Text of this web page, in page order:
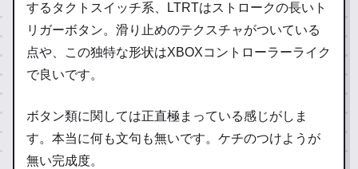
するタクトスイッチ系、LTRTはストロークの長いト
リガーボタン。滑り止めのテクスチャがついている
点や、この独特な形状はXBOXコントローラーライク
で良いです。
ボタン類に関しては正直極まっている感じがしま
す。本当に何も文句も無いです。ケチのつけようが
無い完成度。